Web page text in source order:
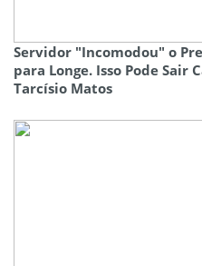
Servidor "Incomodou" o
para Longe. Isso Pode Sair
Tarcísio Matos